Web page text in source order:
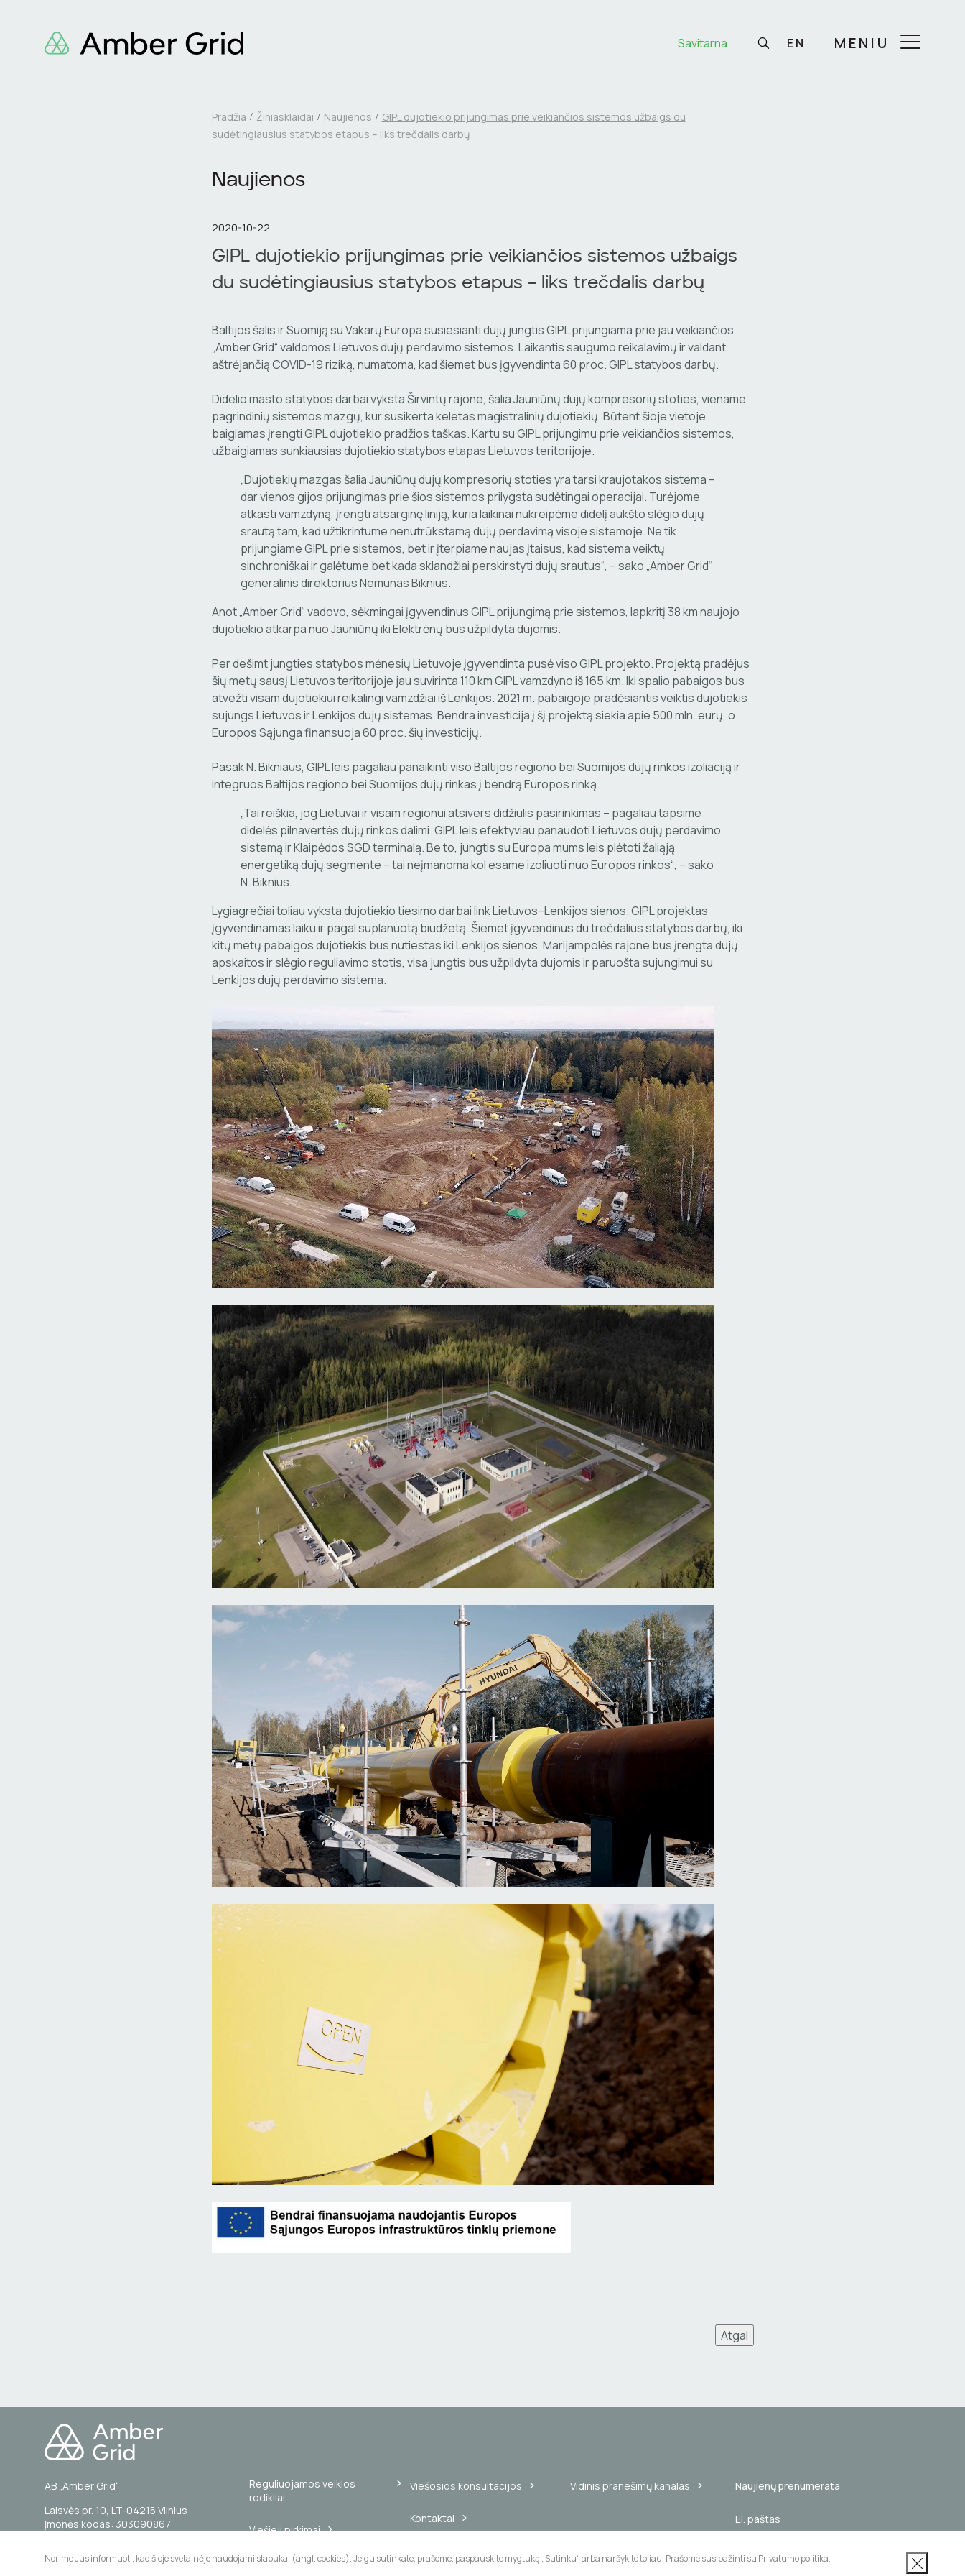
Savitarna EN MENIU
Pradžia Žiniasklaidai Naujienos
GIPL dujotiekio prijungimas prie veikiančios sistemos užbaigs du
sudėtingiausius statybos etapus – liks trečdalis darbų
Naujienos
2020-10-22
GIPL dujotiekio prijungimas prie veikiančios sistemos užbaigs
du sudėtingiausius statybos etapus – liks trečdalis darbų
Baltijos šalis ir Suomiją su Vakarų Europa susiesianti dujų jungtis GIPL prijungiama prie jau veikiančios
„Amber Grid“ valdomos Lietuvos dujų perdavimo sistemos. Laikantis saugumo reikalavimų ir valdant
aštrėjančią COVID-19 riziką, numatoma, kad šiemet bus įgyvendinta 60 proc. GIPL statybos darbų.
Didelio masto statybos darbai vyksta Širvintų rajone, šalia Jauniūnų dujų kompresorių stoties, viename
pagrindinių sistemos mazgų, kur susikerta keletas magistralinių dujotiekių. Būtent šioje vietoje
baigiamas įrengti GIPL dujotiekio pradžios taškas. Kartu su GIPL prijungimu prie veikiančios sistemos,
užbaigiamas sunkiausias dujotiekio statybos etapas Lietuvos teritorijoje.
„Dujotiekių mazgas šalia Jauniūnų dujų kompresorių stoties yra tarsi kraujotakos sistema –
dar vienos gijos prijungimas prie šios sistemos prilygsta sudėtingai operacijai. Turėjome
atkasti vamzdyną, įrengti atsarginę liniją, kuria laikinai nukreipėme didelį aukšto slėgio dujų
srautą tam, kad užtikrintume nenutrūkstamą dujų perdavimą visoje sistemoje. Ne tik
prijungiame GIPL prie sistemos, bet ir įterpiame naujas įtaisus, kad sistema veiktų
sinchroniškai ir galėtume bet kada sklandžiai perskirstyti dujų srautus“, – sako „Amber Grid“
generalinis direktorius Nemunas Biknius.
Anot „Amber Grid“ vadovo, sėkmingai įgyvendinus GIPL prijungimą prie sistemos, lapkritį 38 km naujojo
dujotiekio atkarpa nuo Jauniūnų iki Elektrėnų bus užpildyta dujomis.
Per dešimt jungties statybos mėnesių Lietuvoje įgyvendinta pusė viso GIPL projekto. Projektą pradėjus
šių metų sausį Lietuvos teritorijoje jau suvirinta 110 km GIPL vamzdyno iš 165 km. Iki spalio pabaigos bus
atvežti visam dujotiekiui reikalingi vamzdžiai iš Lenkijos. 2021 m. pabaigoje pradėsiantis veiktis dujotiekis
sujungs Lietuvos ir Lenkijos dujų sistemas. Bendra investicija į šį projektą siekia apie 500 mln. eurų, o
Europos Sąjunga finansuoja 60 proc. šių investicijų.
Pasak N. Bikniaus, GIPL leis pagaliau panaikinti viso Baltijos regiono bei Suomijos dujų rinkos izoliaciją ir
integruos Baltijos regiono bei Suomijos dujų rinkas į bendrą Europos rinką.
„Tai reiškia, jog Lietuvai ir visam regionui atsivers didžiulis pasirinkimas – pagaliau tapsime
didelės pilnavertės dujų rinkos dalimi. GIPL leis efektyviau panaudoti Lietuvos dujų perdavimo
sistemą ir Klaipėdos SGD terminalą. Be to, jungtis su Europa mums leis plėtoti žaliąją
energetiką dujų segmente – tai neįmanoma kol esame izoliuoti nuo Europos rinkos“, – sako
N. Biknius.
Lygiagrečiai toliau vyksta dujotiekio tiesimo darbai link Lietuvos–Lenkijos sienos. GIPL projektas
įgyvendinamas laiku ir pagal suplanuotą biudžetą. Šiemet įgyvendinus du trečdalius statybos darbų, iki
kitų metų pabaigos dujotiekis bus nutiestas iki Lenkijos sienos, Marijampolės rajone bus įrengta dujų
apskaitos ir slėgio reguliavimo stotis, visa jungtis bus užpildyta dujomis ir paruošta sujungimui su
Lenkijos dujų perdavimo sistema.
Atgal
AB „Amber Grid“
Laisvės pr. 10, LT-04215 Vilnius
Įmonės kodas: 303090867
Tel. (0 5) 236 0855
Reguliuojamos veiklos
rodikliai
Viešieji pirkimai
Standartiniai reikalavimai
Viešosios konsultacijos
Kontaktai
Vidinis pranešimų kanalas Naujienų prenumerata
Užsisakyti
Norime Jus informuoti, kad šioje svetainėje naudojami slapukai (angl. cookies). Jeigu sutinkate, prašome, paspauskite mygtuką „Sutinku“ arba naršykite toliau. Prašome susipažinti su Privatumo politika.